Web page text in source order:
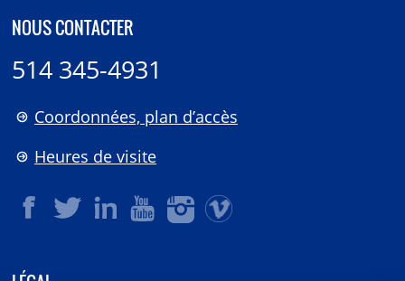
NOUS CONTACTER
514 345-4931
Coordonnées, plan d’accès
Heures de visite